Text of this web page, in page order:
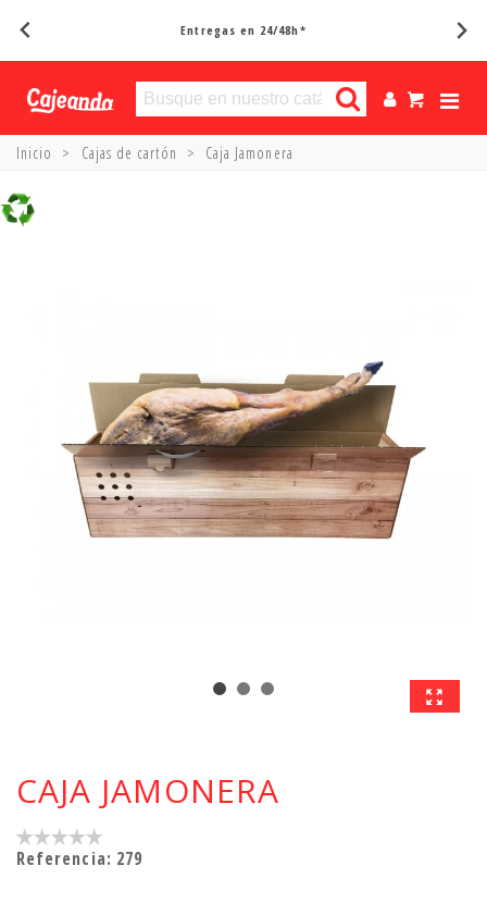
Entregas en 24/48h*
Inicio > Cajas de cartón > Caja Jamonera
CAJA JAMONERA
Referencia: 279